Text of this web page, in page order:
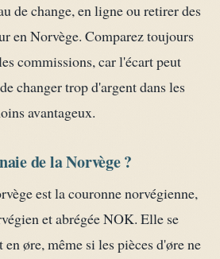
de change, en ligne ou retirer des
en Norvège. Comparez toujours
commissions, car l'écart peut
changer trop d'argent dans les
avantageux.
de la Norvège ?
est la couronne norvégienne,
et abrégée NOK. Elle se
øre, même si les pièces d'øre ne